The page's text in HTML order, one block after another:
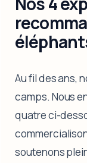
Au fil des ans,
camps. Nous
quatre ci-
soutenons